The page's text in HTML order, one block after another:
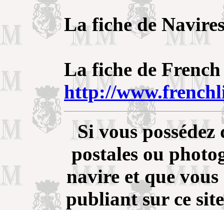
La fiche de
La fiche de
http://
Si vous
postales ou
navire et que
publiant sur ce